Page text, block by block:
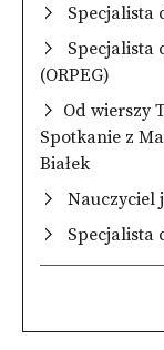
Specjalista
Specjalista
(ORPEG)
Od wierszy
Spotkanie z
Białek
Nauczyciel
Specjalista